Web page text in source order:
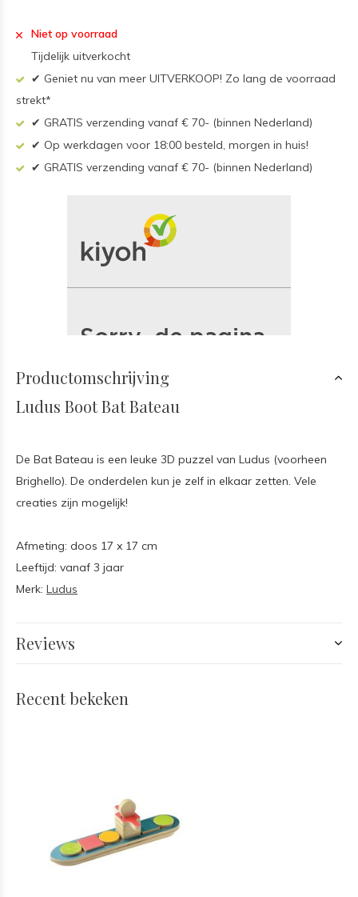
Niet op voorraad
Tijdelijk uitverkocht
✔ Geniet nu van meer UITVERKOOP! Zo lang de voorraad
strekt*
✔ GRATIS verzending vanaf € 70- (binnen Nederland)
✔ Op werkdagen voor 18:00 besteld, morgen in huis!
✔ GRATIS verzending vanaf € 70- (binnen Nederland)
Productomschrijving
Ludus Boot Bat Bateau
De Bat Bateau is een leuke 3D puzzel van Ludus (voorheen
Brighello). De onderdelen kun je zelf in elkaar zetten. Vele
creaties zijn mogelijk!
Afmeting: doos 17 x 17 cm
Leeftijd: vanaf 3 jaar
Merk: Ludus
Reviews
Recent bekeken